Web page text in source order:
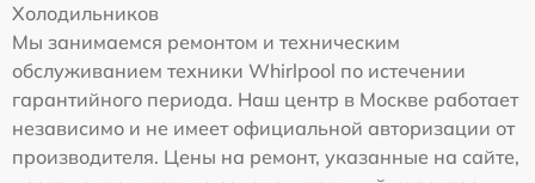
Холодильников
Мы занимаемся ремонтом и техническим
обслуживанием техники Whirlpool по истечении
гарантийного периода. Наш центр в Москве работает
независимо и не имеет официальной авторизации от
производителя. Цены на ремонт, указанные на сайте,